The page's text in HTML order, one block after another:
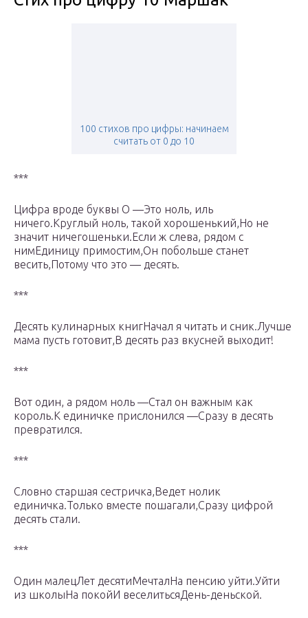
100 стихов про цифры: начинаем
считать от 0 до 10
***
Цифра вроде буквы О —Это ноль, иль
ничего.Круглый ноль, такой хорошенький,Но не
значит ничегошеньки.Если ж слева, рядом с
нимЕдиницу примостим,Он побольше станет
весить,Потому что это — десять.
***
Десять кулинарных книгНачал я читать и сник.Лучше
мама пусть готовит,В десять раз вкусней выходит!
***
Вот один, а рядом ноль —Стал он важным как
король.К единичке прислонился —Сразу в десять
превратился.
***
Словно старшая сестричка,Ведет нолик
единичка.Только вместе пошагали,Сразу цифрой
десять стали.
***
Один малецЛет десятиМечталНа пенсию уйти.Уйти
из школыНа покойИ веселитьсяДень-деньской.